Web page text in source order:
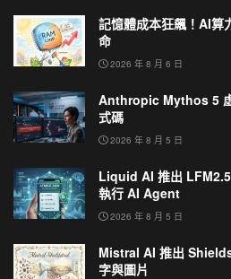
記憶體成本狂飆！AI算
命
2026 年 8 月 6 日
Anthropic Mythos 5
式碼
2026 年 8 月 5 日
Liquid AI 推出
執行 AI Agent
2026 年 8 月 5 日
Mistral AI 推出
字與圖片